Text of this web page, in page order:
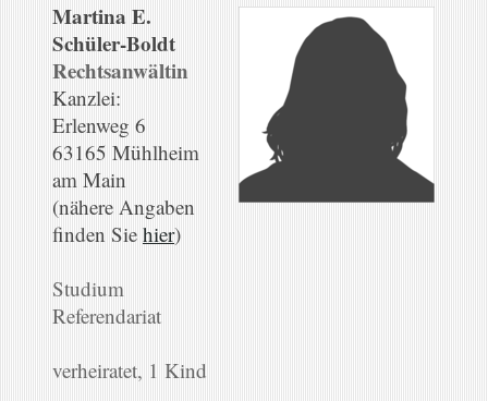
Martina E.
Schüler-Boldt
Rechtsanwältin
Kanzlei:
Erlenweg 6
63165 Mühlheim
am Main
(nähere Angaben
finden Sie hier)
Studium
Referendariat
verheiratet, 1 Kind